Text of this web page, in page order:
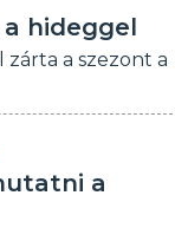
a hideggel
zárta a szezont a
a